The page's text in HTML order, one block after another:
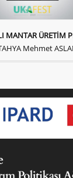
MANTAR ÜRETİM
Mehmet